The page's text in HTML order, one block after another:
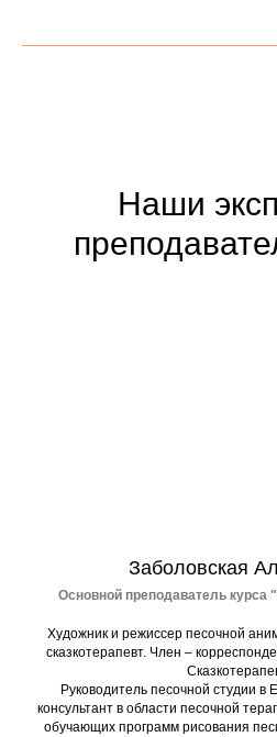
Наши
Заболовская
Основной преподаватель
Художник и режиссер песочной
сказкотерапевт. Член –
Руководитель песочной студии в
консультант в области песочной
обучающих программ рисования